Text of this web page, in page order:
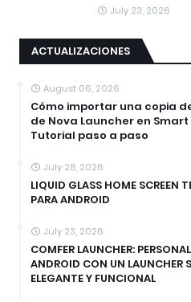
July 23, 2026
ACTUALIZACIONES
August 06, 2026
Cómo importar una copia
de Nova Launcher en
Tutorial paso a paso
July 28, 2026
LIQUID GLASS HOME SCREEN
PARA ANDROID
July 23, 2026
COMFER LAUNCHER:
ANDROID CON UN LAUNCHER
ELEGANTE Y FUNCIONAL